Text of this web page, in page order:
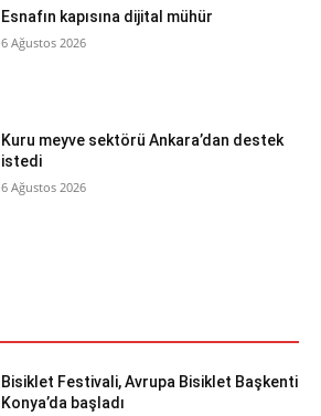
Esnafın kapısına dijital mühür
6 Ağustos 2026
Kuru meyve sektörü Ankara’dan destek
istedi
6 Ağustos 2026
Bisiklet Festivali, Avrupa Bisiklet Başkenti
Konya’da başladı